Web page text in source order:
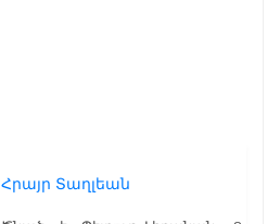
Հրայր Տաղլեան